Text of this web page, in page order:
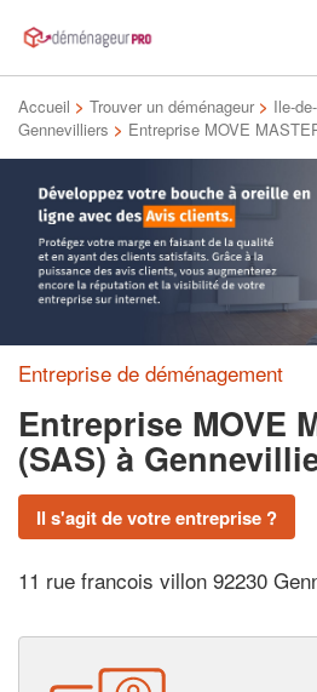
Accueil > Trouver un déménageur > Ile-
Gennevilliers > Entreprise MOVE
Entreprise de déménagement
Entreprise MOVE
(SAS)à
Il s'agit de votre entreprise ?
11 rue francois villon 92230